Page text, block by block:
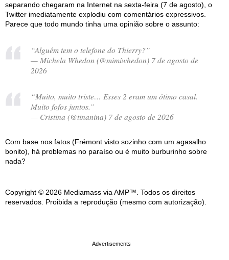
separando chegaram na Internet na sexta-feira (7 de agosto), o
Twitter imediatamente explodiu com comentários expressivos.
Parece que todo mundo tinha uma opinião sobre o assunto:
“Alguém tem o telefone do Thierry?”
— Michela Whedon (@mimiwhedon) 7 de agosto de
2026
“Muito, muito triste… Esses 2 eram um ótimo casal.
Muito fofos juntos.”
— Cristina (@tinanina) 7 de agosto de 2026
Com base nos fatos (Frémont visto sozinho com um agasalho
bonito), há problemas no paraíso ou é muito burburinho sobre
nada?
Copyright © 2026 Mediamass via AMP™. Todos os direitos
reservados. Proibida a reprodução (mesmo com autorização).